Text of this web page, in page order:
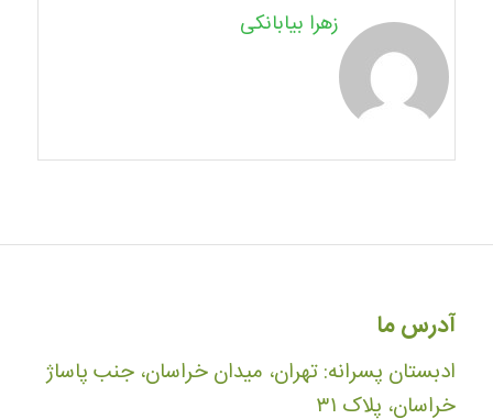
زهرا بیابانکی
آدرس ما
ادبستان پسرانه: تهران، میدان خراسان، جنب پاساژ
خراسان، پلاک ۳۱